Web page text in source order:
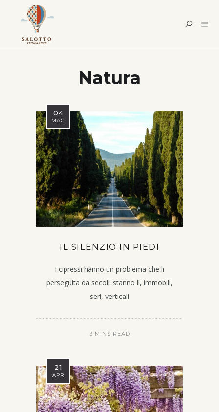
Natura
04
MAG
IL SILENZIO IN PIEDI
I cipressi hanno un problema che li
perseguita da secoli: stanno lì, immobili,
seri, verticali
3 MINS READ
21
APR